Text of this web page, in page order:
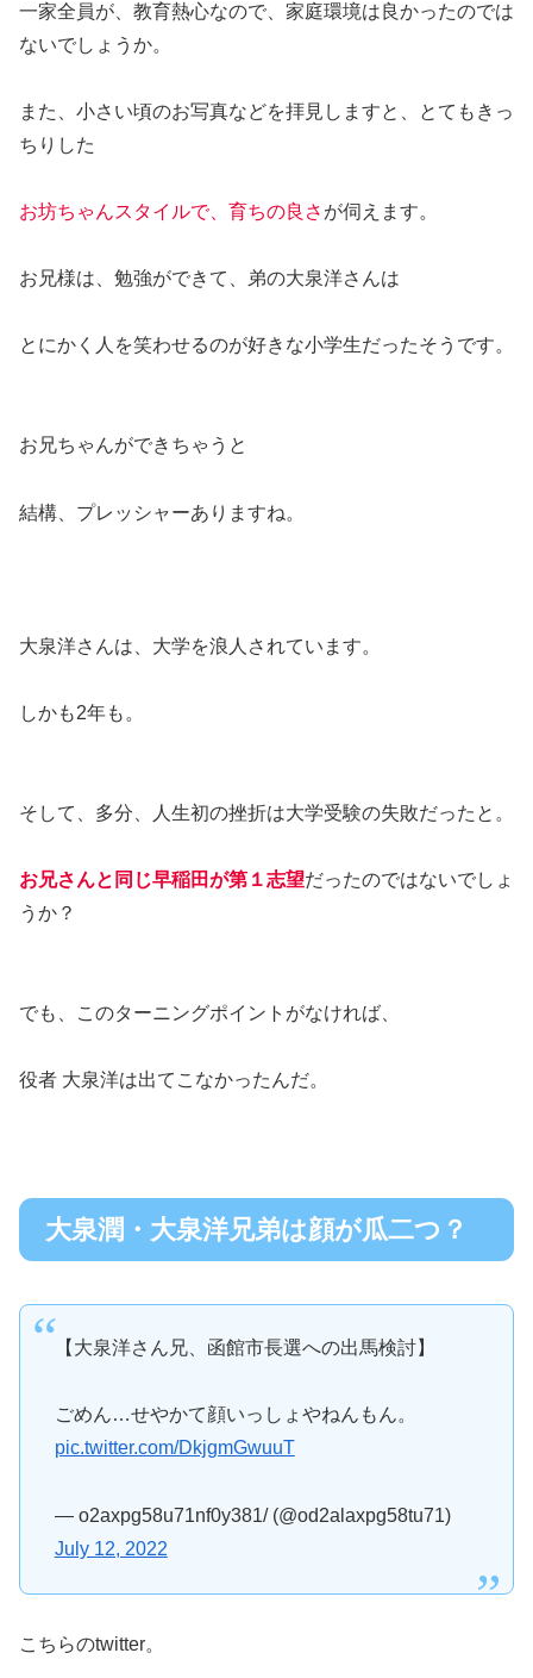
一家全員が、教育熱心なので、家庭環境は良かったのでは
ないでしょうか。
また、小さい頃のお写真などを拝見しますと、とてもきっ
ちりした
お坊ちゃんスタイルで、育ちの良さ が伺えます。
お兄様は、勉強ができて、弟の大泉洋さんは
とにかく人を笑わせるのが好きな小学生だったそうです。
お兄ちゃんができちゃうと
結構、プレッシャーありますね。
大泉洋さんは、大学を浪人されています。
しかも2年も。
そして、多分、人生初の挫折は大学受験の失敗だったと。
お兄さんと同じ早稲田が第１志望だったのではないでしょ
うか？
でも、このターニングポイントがなければ、
役者 大泉洋は出てこなかったんだ。
大泉潤・大泉洋兄弟は顔が瓜二つ？
【大泉洋さん兄、函館市長選への出馬検討】
ごめん…せやかて顔いっしょやねんもん。
pic.twitter.com/DkjgmGwuuT
— o2axpg58u71nf0y381/ (@od2alaxpg58tu71)
July 12, 2022
こちらのtwitter。